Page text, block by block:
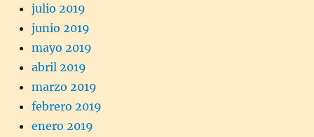
julio 2019
junio 2019
mayo 2019
abril 2019
marzo 2019
febrero 2019
enero 2019